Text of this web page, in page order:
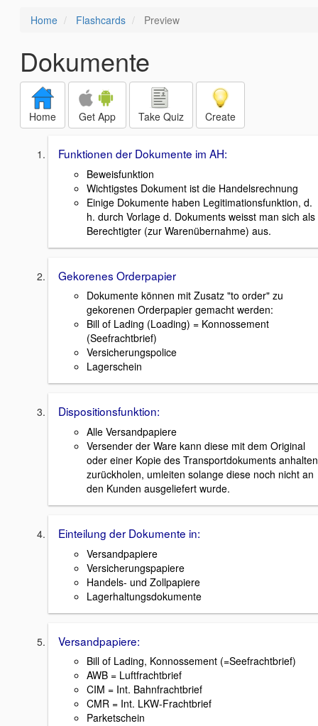
Home Flashcards Preview
Dokumente
Home Get App Take Quiz Create
Funktionen der Dokumente im AH:
Beweisfunktion
Wichtigstes Dokument ist die Handelsrechnung
Einige Dokumente haben Legitimationsfunktion, d.
h. durch Vorlage d. Dokuments weisst man sich als
Berechtigter (zur Warenübernahme) aus.
Gekorenes Orderpapier
Dokumente können mit Zusatz "to order" zu
gekorenen Orderpapier gemacht werden:
Bill of Lading (Loading) = Konnossement
(Seefrachtbrief)
Versicherungspolice
Lagerschein
Dispositionsfunktion:
Alle Versandpapiere
Versender der Ware kann diese mit dem Original
oder einer Kopie des Transportdokuments
zurückholen, umleiten solange diese noch nicht an
den Kunden ausgeliefert wurde.
Einteilung der Dokumente in:
Versandpapiere
Versicherungspapiere
Handels- und Zollpapiere
Lagerhaltungsdokumente
Versandpapiere:
Bill of Lading, Konnossement (=Seefrachtbrief)
AWB = Luftfrachtbrief
CIM = Int. Bahnfrachtbrief
CMR = Int. LKW-Frachtbrief
Parketschein